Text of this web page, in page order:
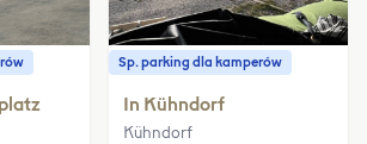
Sp. parking dla kamperów
In Kühndorf
Kühndorf